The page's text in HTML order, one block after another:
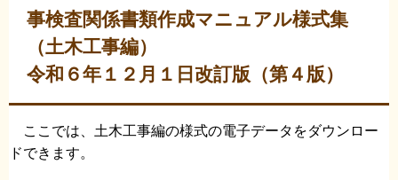
事検査関係書類作成マニュアル様式集
（土木工事編）
令和６年１２月１日改訂版（第４版）
ここでは、土木工事編の様式の電子データをダウンロー
ドできます。